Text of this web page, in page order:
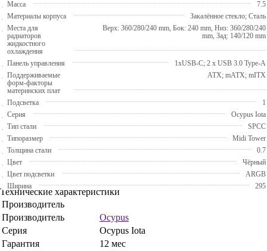
Масса
7.5
Материалы корпуса
Закалённое стекло; Сталь
Места для
радиаторов
жидкостного
охлаждения
Верх: 360/280/240 mm, Бок: 240 mm, Низ: 360/280/240
mm, Зад: 140/120 mm
Панель управления
1xUSB-C; 2 x USB 3.0 Type-A
Поддерживаемые
форм-факторы
материнских плат
ATX; mATX; mITX
Подсветка
1
Серия
Ocypus Iota
Тип стали
SPCC
Типоразмер
Midi Tower
Толщина стали
0.7
Цвет
Чёрный
Цвет подсветки
ARGB
Ширина
295
Технические характеристики
Производитель
Производитель
Ocypus
Серия
Ocypus Iota
Гарантия
12 мес